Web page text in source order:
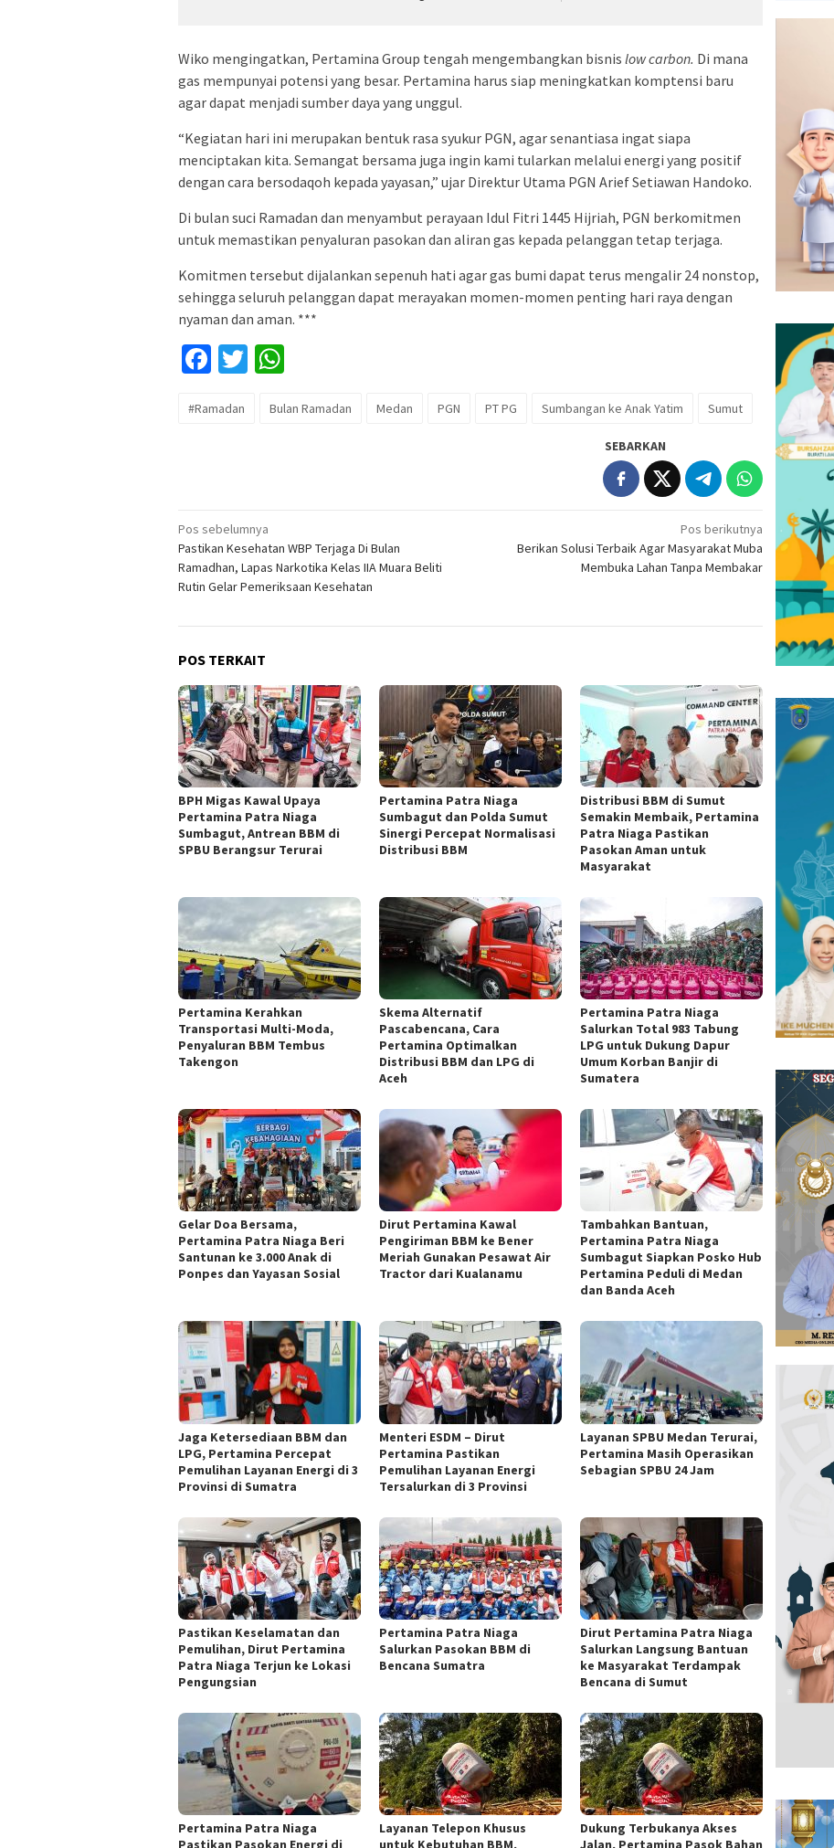
Wiko mengingatkan, Pertamina Group tengah mengembangkan bisnis low carbon. Di mana
gas mempunyai potensi yang besar. Pertamina harus siap meningkatkan komptensi baru
agar dapat menjadi sumber daya yang unggul.
“Kegiatan hari ini merupakan bentuk rasa syukur PGN, agar senantiasa ingat siapa
menciptakan kita. Semangat bersama juga ingin kami tularkan melalui energi yang positif
dengan cara bersodaqoh kepada yayasan,” ujar Direktur Utama PGN Arief Setiawan Handoko.
Di bulan suci Ramadan dan menyambut perayaan Idul Fitri 1445 Hijriah, PGN berkomitmen
untuk memastikan penyaluran pasokan dan aliran gas kepada pelanggan tetap terjaga.
Komitmen tersebut dijalankan sepenuh hati agar gas bumi dapat terus mengalir 24 nonstop,
sehingga seluruh pelanggan dapat merayakan momen-momen penting hari raya dengan
nyaman dan aman. ***
Facebook
Twitter
#Ramadan Bulan Ramadan Medan PGN PT PG Sumbangan ke Anak Yatim Sumut
SEBARKAN
Navigasi
pos
Pos sebelumnya
Pastikan Kesehatan WBP Terjaga Di Bulan
Ramadhan, Lapas Narkotika Kelas IIA Muara Beliti
Rutin Gelar Pemeriksaan Kesehatan
Pos berikutnya
Berikan Solusi Terbaik Agar Masyarakat Muba
Membuka Lahan Tanpa Membakar
POS TERKAIT
BPH Migas Kawal Upaya
Pertamina Patra Niaga
Sumbagut, Antrean BBM di
SPBU Berangsur Terurai
Pertamina Patra Niaga
Sumbagut dan Polda Sumut
Sinergi Percepat Normalisasi
Distribusi BBM
Distribusi BBM di Sumut
Semakin Membaik, Pertamina
Patra Niaga Pastikan
Pasokan Aman untuk
Masyarakat
Pertamina Kerahkan
Transportasi Multi-Moda,
Penyaluran BBM Tembus
Takengon
Skema Alternatif
Pascabencana, Cara
Pertamina Optimalkan
Distribusi BBM dan LPG di
Aceh
Pertamina Patra Niaga
Salurkan Total 983 Tabung
LPG untuk Dukung Dapur
Umum Korban Banjir di
Sumatera
Gelar Doa Bersama,
Pertamina Patra Niaga Beri
Santunan ke 3.000 Anak di
Ponpes dan Yayasan Sosial
Dirut Pertamina Kawal
Pengiriman BBM ke Bener
Meriah Gunakan Pesawat Air
Tractor dari Kualanamu
Tambahkan Bantuan,
Pertamina Patra Niaga
Sumbagut Siapkan Posko Hub
Pertamina Peduli di Medan
dan Banda Aceh
Jaga Ketersediaan BBM dan
LPG, Pertamina Percepat
Pemulihan Layanan Energi di 3
Provinsi di Sumatra
Menteri ESDM – Dirut
Pertamina Pastikan
Pemulihan Layanan Energi
Tersalurkan di 3 Provinsi
Layanan SPBU Medan Terurai,
Pertamina Masih Operasikan
Sebagian SPBU 24 Jam
Pastikan Keselamatan dan
Pemulihan, Dirut Pertamina
Patra Niaga Terjun ke Lokasi
Pengungsian
Pertamina Patra Niaga
Salurkan Pasokan BBM di
Bencana Sumatra
Dirut Pertamina Patra Niaga
Salurkan Langsung Bantuan
ke Masyarakat Terdampak
Bencana di Sumut
Pertamina Patra Niaga
Pastikan Pasokan Energi di
Layanan Telepon Khusus
untuk Kebutuhan BBM,
Dukung Terbukanya Akses
Jalan, Pertamina Pasok Bahan